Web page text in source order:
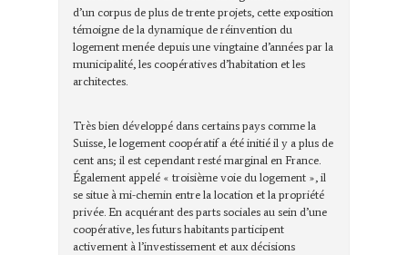
d’un corpus de plus de trente projets, cette exposition
témoigne de la dynamique de réinvention du
logement menée depuis une vingtaine d’années par la
municipalité, les coopératives d’habitation et les
architectes.
Très bien développé dans certains pays comme la
Suisse, le logement coopératif a été initié il y a plus de
cent ans; il est cependant resté marginal en France.
Également appelé « troisième voie du logement », il
se situe à mi-chemin entre la location et la propriété
privée. En acquérant des parts sociales au sein d’une
coopérative, les futurs habitants participent
activement à l’investissement et aux décisions